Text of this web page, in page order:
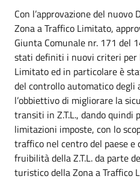
Con l’approvazione del nuovo
Zona a Traffico Limitato,
Giunta Comunale nr. 171 del
stati definiti i nuovi criteri per
Limitato ed in particolare è
del controllo automatico degli
l’obbiettivo di migliorare la
transiti in Z.T.L., dando quindi
limitazioni imposte, con lo
traffico nel centro del paese
fruibilità della Z.T.L. da parte
turistico della Zona a Traffico